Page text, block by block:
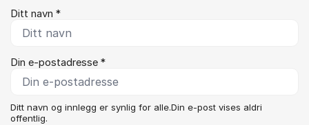
Ditt navn *
Din e-postadresse *
Ditt navn og innlegg er synlig for alle.Din e-post vises aldri
offentlig.